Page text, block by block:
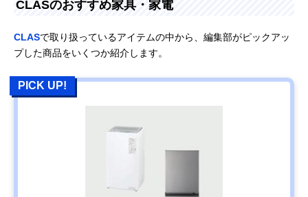
CLASのおすすめ家具・家電
CLASで取り扱っているアイテムの中から、編集部がピックアッ
プした商品をいくつか紹介します。
PICK UP!